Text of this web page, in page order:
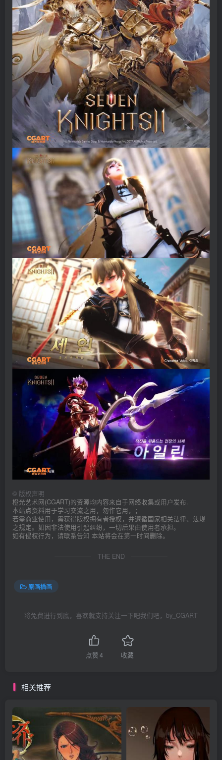
© 版权声明
橙光艺术网(CGART)的资源均内容来自于网络收集或用户发布.
本站点资料用于学习交流之用，勿作它用，；
若需商业使用，需获得版权拥有者授权，并遵循国家相关法律、法规
之规定。如因非法使用引起纠纷，一切后果由使用者承担。
如有侵权行为，请联系告知 本站将会在第一时间删除。
THE END
原画插画
将免费进行到底，喜欢就支持关注一下吧我们吧，by_CGART
点赞4 收藏
相关推荐